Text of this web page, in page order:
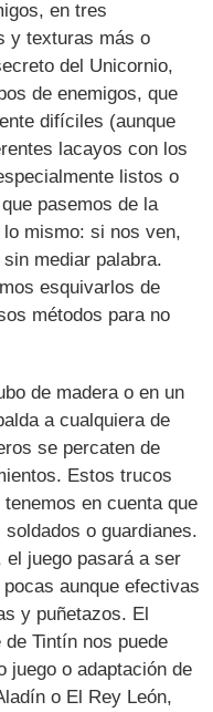
en tres
y texturas más o
del Unicornio,
de enemigos, que
difíciles (aunque
lacayos con los
listos o
pasemos de la
mismo: si nos ven,
mediar palabra.
esquivarlos de
métodos para no
de madera o en un
a cualquiera de
se percaten de
Estos trucos
en cuenta que
o guardianes.
el juego pasará a ser
aunque efectivas
y puñetazos. El
Tintín nos puede
juego o adaptación de
o El Rey León,